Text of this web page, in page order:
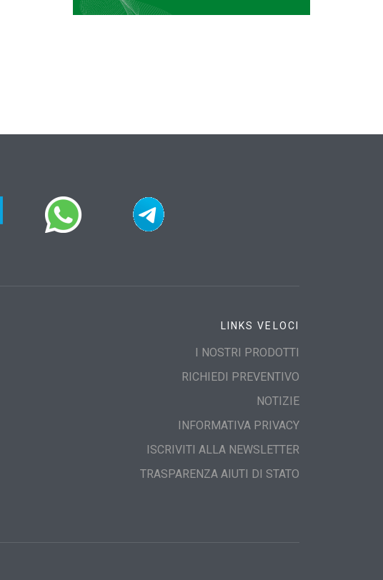
LINKS VELOCI
I NOSTRI PRODOTTI
RICHIEDI PREVENTIVO
NOTIZIE
INFORMATIVA PRIVACY
ISCRIVITI ALLA NEWSLETTER
TRASPARENZA AIUTI DI STATO